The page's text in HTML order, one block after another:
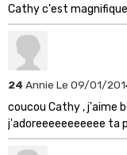
Cathy c'est
24 Annie Le 09/01/
coucou Cathy , j'aime
j'adoreeeeeeeeeee ta